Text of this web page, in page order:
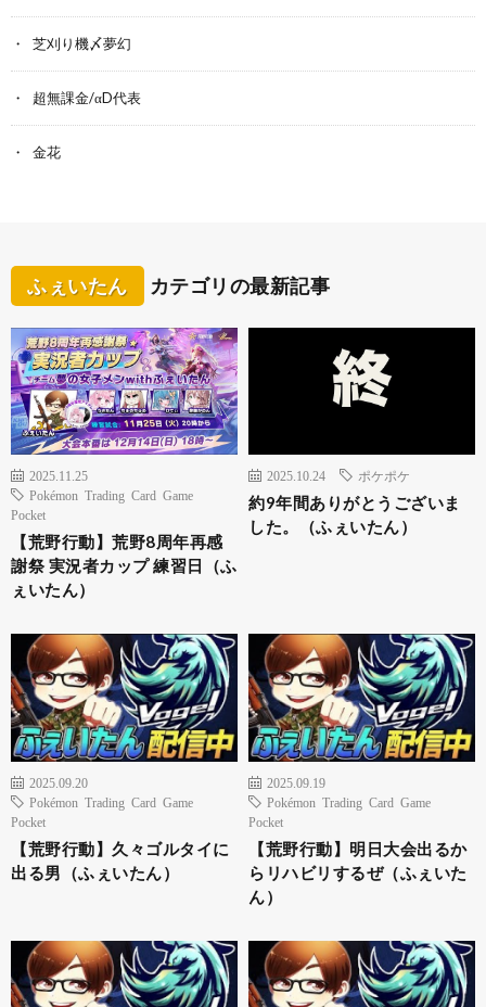
芝刈り機〆夢幻
超無課金/αD代表
金花
ふぇいたん カテゴリの最新記事
2025.11.25
Pokémon Trading Card Game
Pocket
【荒野行動】荒野8周年再感
謝祭 実況者カップ 練習日（ふ
ぇいたん）
2025.10.24 ポケポケ
約9年間ありがとうございま
した。（ふぇいたん）
2025.09.20
Pokémon Trading Card Game
Pocket
【荒野行動】久々ゴルタイに
出る男（ふぇいたん）
2025.09.19
Pokémon Trading Card Game
Pocket
【荒野行動】明日大会出るか
らリハビリするぜ（ふぇいた
ん）